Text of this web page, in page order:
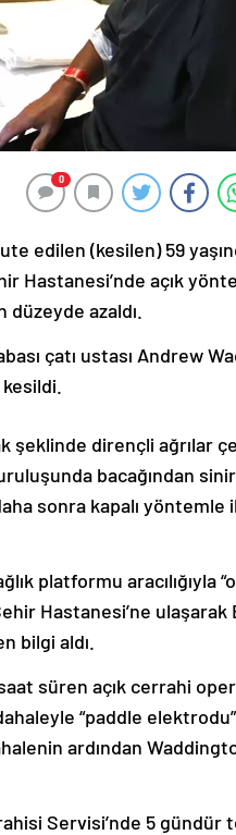
0
edilen (kesilen) 59
Hastanesi’nde açık
azaldı.
çatı ustası Andrew
şeklinde dirençli ağrılar
bacağından
sonra kapalı yöntemle
platformu aracılığıyla
Hastanesi’ne ulaşarak
bilgi aldı.
süren açık cerrahi
“paddle
ardından
Servisi’nde 5 gündür